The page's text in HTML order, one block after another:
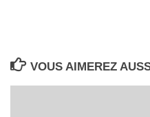
VOUS AIMEREZ